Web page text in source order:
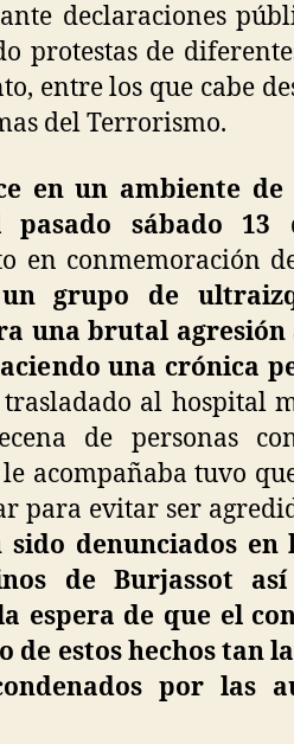
declaraciones
protestas de
entre los que cabe
del Terrorismo.
en un ambiente de
sábado 13
en conmemoración
un grupo de
una brutal agresión
una crónica
al hospital
de personas
acompañaba tuvo
para evitar ser
sido denunciados en
de Burjassot
espera de que el
de estos hechos tan
por las